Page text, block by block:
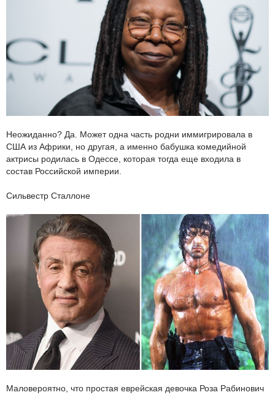
Неожиданно? Да. Может одна часть родни иммигрировала в
США из Африки, но другая, а именно бабушка комедийной
актрисы родилась в Одессе, которая тогда еще входила в
состав Российской империи.
Сильвестр Сталлоне
Маловероятно, что простая еврейская девочка Роза Рабинович